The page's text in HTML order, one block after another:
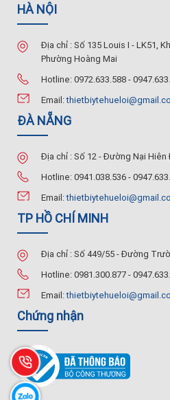
HÀ NỘI
Địa chỉ : Số 135 Louis I - LK51,
Phường Hoàng Mai
Hotline: 0972.633.588 -
Email:
ĐÀ NẴNG
Địa chỉ : Số 12 - Đường Nại
Hotline: 0941.038.536 -
Email:
TP HỒ CHÍ MINH
Địa chỉ : Số 449/55 - Đường
Hotline: 0981.300.877 -
Email:
Chứng nhận